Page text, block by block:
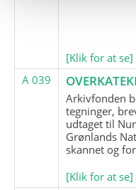
[Klik for at se]
A 039
Arkivfonden
tegninger,
udtaget til
Grønlands
skannet og
[Klik for at se]